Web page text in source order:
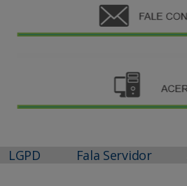
LGPD Fala Servidor